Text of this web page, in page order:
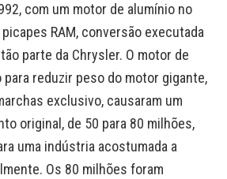
com um motor de alumínio no
RAM, conversão executada
parte da Chrysler. O motor de
reduzir peso do motor gigante,
exclusivo, causaram um
original, de 50 para 80 milhões,
uma indústria acostumada a
Os 80 milhões foram